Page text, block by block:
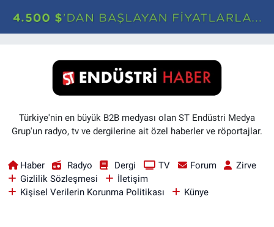
Türkiye'nin en büyük B2B medyası olan ST Endüstri Medya
Grup'un radyo, tv ve dergilerine ait özel haberler ve röportajlar.
Haber Radyo Dergi TV Forum
Zirve
Gizlilik Sözleşmesi
İletişim
Kişisel Verilerin Korunma Politikası
Künye